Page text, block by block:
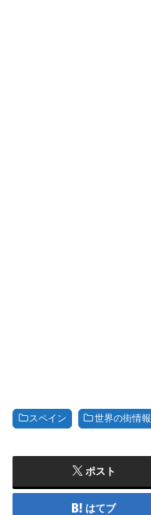
スペイン 世界の街情報
ポスト
はてブ